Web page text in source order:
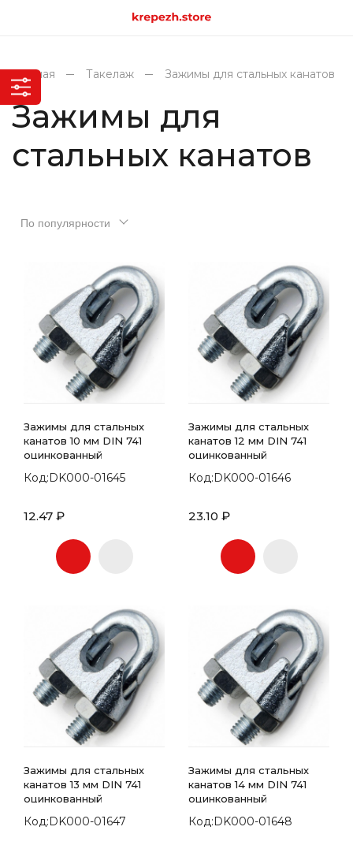
Главная Такелаж Зажимы для стальных канатов
Зажимы для
стальных канатов
По популярности
Зажимы для стальных
канатов 10 мм DIN 741
оцинкованный
Код:DK000-01645
12.47 ₽
Зажимы для стальных
канатов 12 мм DIN 741
оцинкованный
Код:DK000-01646
23.10 ₽
Зажимы для стальных
канатов 13 мм DIN 741
оцинкованный
Код:DK000-01647
Зажимы для стальных
канатов 14 мм DIN 741
оцинкованный
Код:DK000-01648